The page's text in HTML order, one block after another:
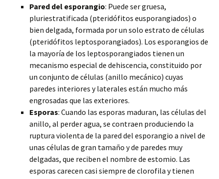
Pared del esporangio: Puede ser gruesa,
pluriestratificada (pteridófitos eusporangiados) o
bien delgada, formada por un solo estrato de células
(pteridófitos leptosporangiados). Los esporangios de
la mayoría de los leptosporangiados tienen un
mecanismo especial de dehiscencia, constituido por
un conjunto de células (anillo mecánico) cuyas
paredes interiores y laterales están mucho más
engrosadas que las exteriores.
Esporas: Cuando las esporas maduran, las células del
anillo, al perder agua, se contraen produciendo la
ruptura violenta de la pared del esporangio a nivel de
unas células de gran tamaño y de paredes muy
delgadas, que reciben el nombre de estomio. Las
esporas carecen casi siempre de clorofila y tienen